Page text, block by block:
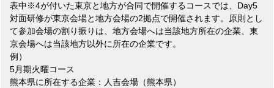
表中※4が付いた東京と地方が合同で開催するコースでは、Day5
対面研修が東京会場と地方会場の2拠点で開催されます。原則とし
て参加会場の割り振りは、地方会場へは当該地方所在の企業、東
京会場へは当該地方以外に所在の企業です。
例）
5月期火曜コース
熊本県に所在する企業：人吉会場（熊本県）